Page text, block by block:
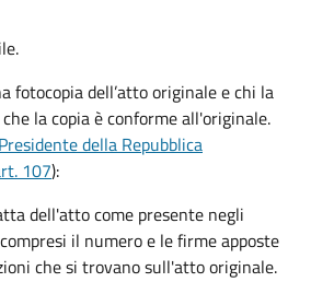
fotocopia dell’atto originale e chi la
la copia è conforme all'originale.
della Repubblica
107):
dell'atto come presente negli
il numero e le firme apposte
che si trovano sull'atto originale.